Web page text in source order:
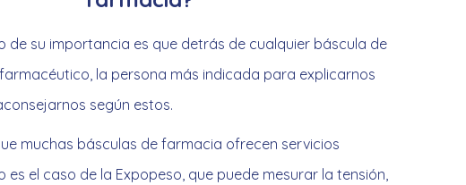
de su importancia es que detrás de cualquier báscula de
la persona más indicada para explicarnos
según estos.
muchas básculas de farmacia ofrecen servicios
es el caso de la Expopeso, que puede mesurar la tensión,